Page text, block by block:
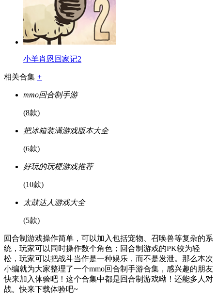
小羊肖恩回家记2
相关合集 +
mmo回合制手游
(8款)
把冰箱装满游戏版本大全
(6款)
好玩的玩梗游戏推荐
(10款)
太鼓达人游戏大全
(5款)
回合制游戏操作简单，可以加入包括宠物、召唤兽等复杂的系
统，玩家可以同时操作数个角色；回合制游戏的PK较为轻
松，玩家可以把战斗当作是一种娱乐，而不是发泄。那么本次
小编就为大家整理了一个mmo回合制手游合集，感兴趣的朋友
快来加入体验吧！这个合集中都是回合制游戏呦！还能多人对
战。快来下载体验吧~